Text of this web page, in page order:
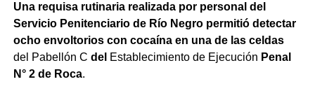
Una requisa rutinaria realizada por personal del
Servicio Penitenciario de Río Negro permitió detectar
ocho envoltorios con cocaína en una de las celdas
del Pabellón C del Establecimiento de Ejecución Penal
N° 2 de Roca.